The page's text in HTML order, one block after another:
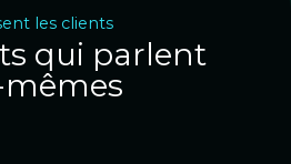
les clients
qui parlent